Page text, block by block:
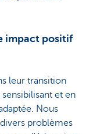
impact positif
leur transition
et en
Nous
problèmes